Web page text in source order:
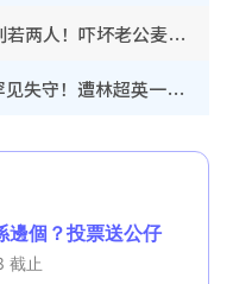
简淑儿染金发剪短头发气质判若两人！吓坏老公麦大力都认不出：“你做什么？”
TVB新闻主播陈嘉欣镜头前罕见失守！遭林超英一句话突袭吓坏当场大笑